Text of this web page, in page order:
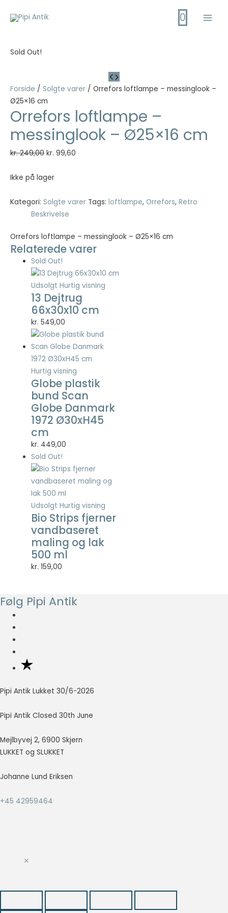
0
Sold Out!
Forside / Solgte varer / Orrefors loftlampe – messinglook –
Ø25×16 cm
Orrefors loftlampe –
messinglook – Ø25×16 cm
kr.249,00 Den
pris
kr. 249,00.
kr. 99,60
kr. 99,60.
Ikke på lager
Kategori: Solgte varer Tags: loftlampe, Orrefors, Retro
Beskrivelse
Orrefors loftlampe – messinglook – Ø25×16 cm
Relaterede varer
Sold Out!
Udsolgt Hurtig visning
13 Dejtrug
66x30x10 cm
kr. 549,00
Hurtig visning
Globe plastik
bund Scan
Globe Danmark
1972 Ø30xH45
cm
kr. 449,00
Sold Out!
Udsolgt Hurtig visning
Bio Strips fjerner
vandbaseret
maling og lak
500 ml
kr. 159,00
Følg Pipi Antik
Pipi Antik Lukket 30/6-2026
Pipi Antik Closed 30th June
Mejlbyvej 2, 6900 Skjern
LUKKET og SLUKKET
Johanne Lund Eriksen
+45 42959464
Nødvendig
Nødvendige
cookies hjælper
med at gøre en
hjemmeside
brugbar ved at
aktivere
grundlæggende
funktioner
såsom side-
navigation og
adgang til sikre
områder af
hjemmesiden.
Hjemmesiden
kan ikke fungere
ordentligt uden
Statistisk
Statistisk
cookies
hjælper
webstedsejere
med at forstå,
hvordan de
besøgende
interagerer
hjemmesider
oplysninger
For at vores
hjemmeside
så godt som
dit besøg.
cookies,
forsvinder en
funktionalitet
bruges til at
på tværs af
Hensigten er